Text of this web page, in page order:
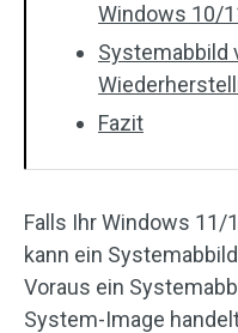
Windows 10/
Systemabbild
Fazit
Falls Ihr Windows
kann ein
Voraus ein
System-Image